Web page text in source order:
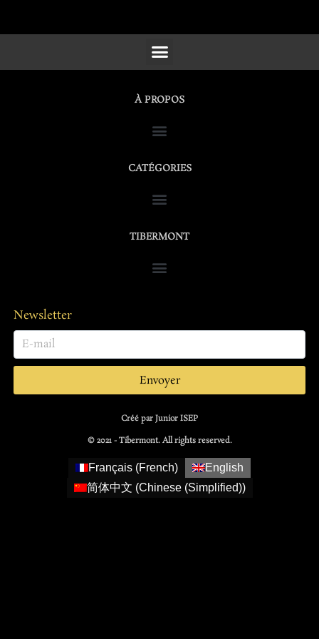
À PROPOS
CATÉGORIES
TIBERMONT
Newsletter
Envoyer
Créé par Junior ISEP
© 2021 - Tibermont. All rights reserved.
Français (French)
English
简体中文 (Chinese (Simplified))